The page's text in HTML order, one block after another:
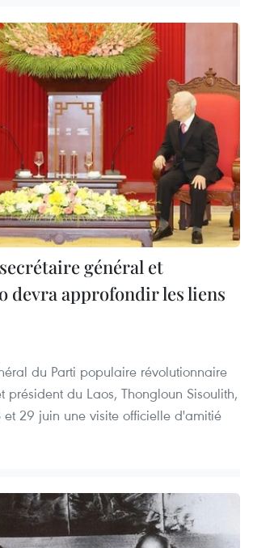
général et
devra approfondir les liens
du Parti populaire révolutionnaire
président du Laos, Thongloun Sisoulith,
et 29 juin une visite officielle d'amitié